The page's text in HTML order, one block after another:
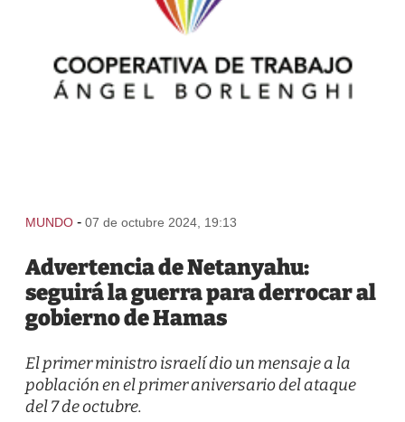
MUNDO - 07 de octubre 2024, 19:13
Advertencia de Netanyahu:
seguirá la guerra para derrocar al
gobierno de Hamas
El primer ministro israelí dio un mensaje a la
población en el primer aniversario del ataque
del 7 de octubre.